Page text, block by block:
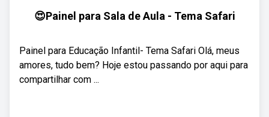
😍Painel para Sala de Aula - Tema Safari
Painel para Educação Infantil- Tema Safari Olá, meus
amores, tudo bem? Hoje estou passando por aqui para
compartilhar com ...